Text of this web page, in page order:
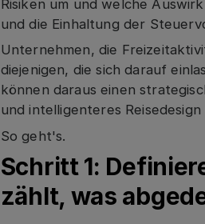
Risiken um und welche
und die Einhaltung der
Unternehmen, die
diejenigen, die sich darauf
können daraus einen
und intelligenteres
So geht's.
Schritt 1:
zählt, was